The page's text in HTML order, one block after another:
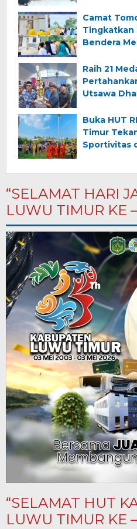
Camat
Tingkatkan
Bendera
Raih 21
Utsawa
Buka HUT
Timur
Sportivitas
“SELAMAT HARI
LUWU TIMUR KE
“SELAMAT HUT
LUWU TIMUR KE